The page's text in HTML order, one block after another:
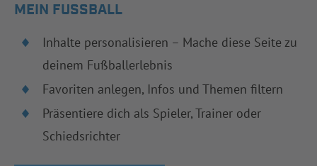
MEIN FUSSBALL
Inhalte personalisieren – Mache diese Seite zu
deinem Fußballerlebnis
Favoriten anlegen, Infos und Themen filtern
Präsentiere dich als Spieler, Trainer oder
Schiedsrichter